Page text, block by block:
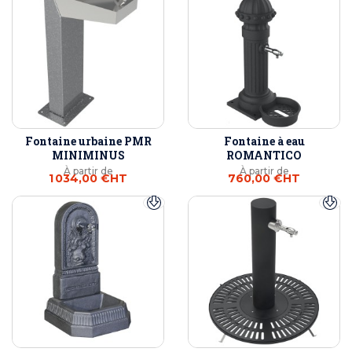
Fontaine urbaine PMR
MINIMINUS
À partir de
1 034,00 €HT
Fontaine à eau
ROMANTICO
À partir de
760,00 €HT